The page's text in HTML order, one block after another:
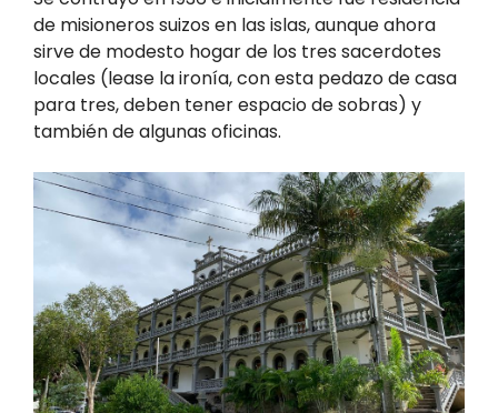
de misioneros suizos en las islas, aunque ahora
sirve de modesto hogar de los tres sacerdotes
locales (lease la ironía, con esta pedazo de casa
para tres, deben tener espacio de sobras) y
también de algunas oficinas.